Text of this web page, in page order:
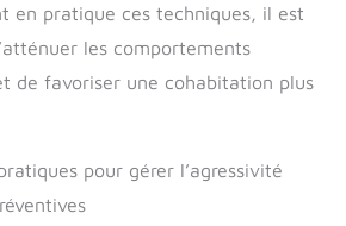
en pratique ces techniques, il est
les comportements
de favoriser une cohabitation plus
pour gérer l’agressivité